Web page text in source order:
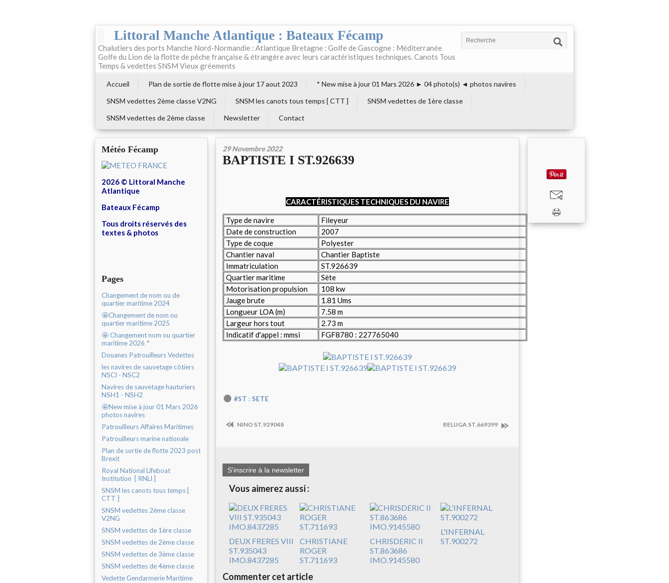
Littoral Manche Atlantique : Bateaux Fécamp
Chalutiers des ports Manche Nord-Normandie : Atlantique Bretagne : Golfe de Gascogne : Méditerranée
Golfe du Lion de la flotte de pêche française & étrangère avec leurs caractéristiques techniques. Canots Tous
Temps & vedettes SNSM Vieux gréements
Accueil Plan de sortie de flotte mise à jour 17 aout 2023
* New mise à jour 01 Mars 2026 ► 04 photo(s) ◄ photos navires
SNSM vedettes 2ème classe V2NG
SNSM les canots tous temps [ CTT ]
SNSM vedettes de 1ère classe
SNSM vedettes de 2ème classe
Newsletter Contact
Météo Fécamp
2026 © Littoral Manche
Atlantique
Bateaux Fécamp
Tous droits réservés des
textes & photos
Pages
Changement de nom ou de
quartier maritime 2024
🤩Changement de nom ou
quartier maritime 2025
🤩 Changement nom ou quartier
maritime 2026 *
Douanes Patrouilleurs Vedettes
les navires de sauvetage côtiers
NSCI - NSC2
Navires de sauvetage hauturiers
NSH1 - NSH2
🤩New mise à jour 01 Mars 2026
photos navires
Patrouilleurs Affaires Maritimes
Patrouilleurs marine nationale
Plan de sortie de flotte 2023 post
Brexit
Royal National Lifeboat
Institution [ RNLI ]
SNSM les canots tous temps [
CTT ]
SNSM vedettes 2ème classe
V2NG
SNSM vedettes de 1ère classe
SNSM vedettes de 2ème classe
SNSM vedettes de 3ème classe
SNSM vedettes de 4ème classe
Vedette Gendarmerie Maritime
29 Novembre 2022
BAPTISTE I ST.926639
CARACTÉRISTIQUES TECHNIQUES DU NAVIRE
Type de navire
Fileyeur
Date de construction
2007
Type de coque
Polyester
Chantier naval
Chantier Baptiste
Immatriculation
ST.926639
Quartier maritime
Sète
Motorisation propulsion
108 kw
Jauge brute
1.81 Ums
Longueur LOA (m)
7.58 m
Largeur hors tout
2.73 m
Indicatif d'appel : mmsi
FGF8780 : 227765040
#ST : SETE
NINO ST.929048 BELUGA ST.669399
S'inscrire à la newsletter
Vous aimerez aussi :
DEUX FRERES VIII
ST.935043
IMO.8437285
CHRISTIANE
ROGER
ST.711693
CHRISDERIC II
ST.863686
IMO.9145580
L'INFERNAL
ST.900272
Commenter cet article